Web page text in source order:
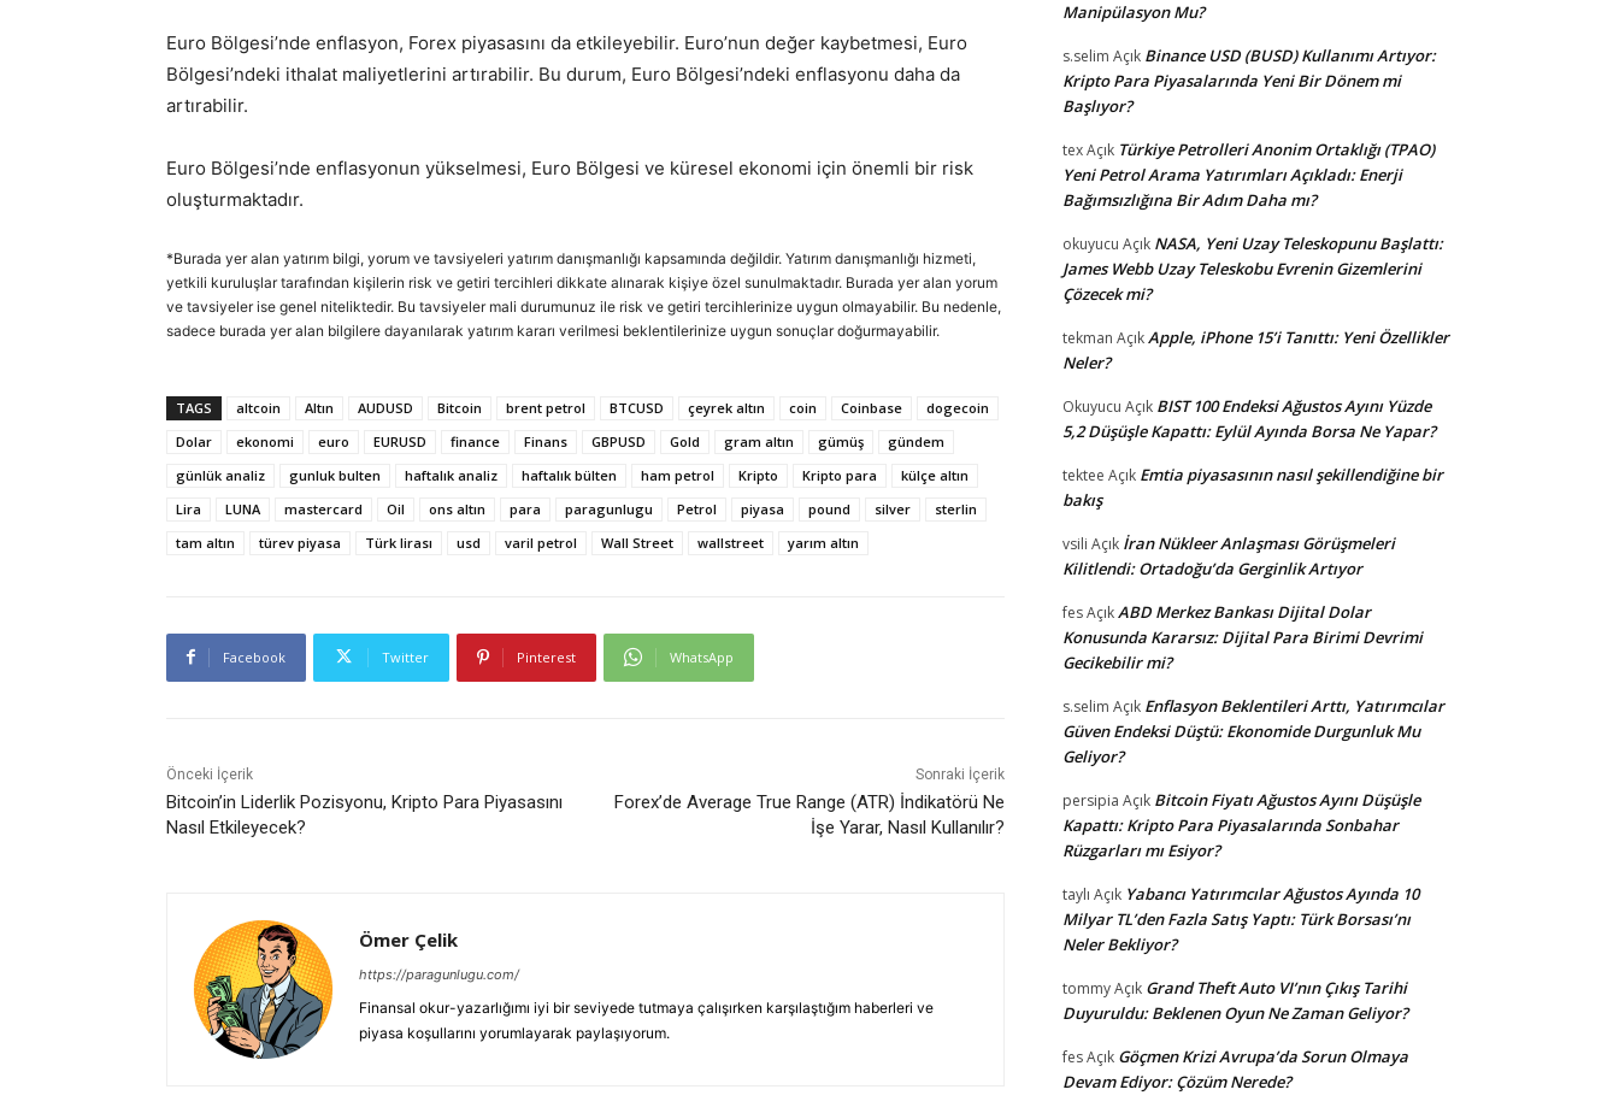
Euro Bölgesi’nde enflasyon, Forex piyasasını da etkileyebilir. Euro’nun değer kaybetmesi, Euro
Bölgesi’ndeki ithalat maliyetlerini artırabilir. Bu durum, Euro Bölgesi’ndeki enflasyonu daha da
artırabilir.
Euro Bölgesi’nde enflasyonun yükselmesi, Euro Bölgesi ve küresel ekonomi için önemli bir risk
oluşturmaktadır.
*Burada yer alan yatırım bilgi, yorum ve tavsiyeleri yatırım danışmanlığı kapsamında değildir. Yatırım danışmanlığı hizmeti,
yetkili kuruluşlar tarafından kişilerin risk ve getiri tercihleri dikkate alınarak kişiye özel sunulmaktadır. Burada yer alan yorum
ve tavsiyeler ise genel niteliktedir. Bu tavsiyeler mali durumunuz ile risk ve getiri tercihlerinize uygun olmayabilir. Bu nedenle,
sadece burada yer alan bilgilere dayanılarak yatırım kararı verilmesi beklentilerinize uygun sonuçlar doğurmayabilir.
TAGS altcoin Altın AUDUSD Bitcoin brent petrol BTCUSD çeyrek altın coin Coinbase
dogecoin
Dolar
ekonomi euro EURUSD finance Finans GBPUSD Gold gram altın gümüş
gündem
günlük analiz
gunluk bulten haftalık analiz haftalık bülten ham petrol Kripto Kripto para
külçe altın
Lira
LUNA mastercard Oil ons altın para paragunlugu Petrol piyasa pound silver
sterlin
tam altın
türev piyasa Türk lirası usd varil petrol Wall Street wallstreet yarım altın
Facebook Twitter Pinterest WhatsApp
Önceki İçerik
Bitcoin’in Liderlik Pozisyonu, Kripto Para Piyasasını
Nasıl Etkileyecek?
Sonraki İçerik
Forex’de Average True Range (ATR) İndikatörü Ne
İşe Yarar, Nasıl Kullanılır?
Ömer Çelik
https://paragunlugu.com/
Finansal okur-yazarlığımı iyi bir seviyede tutmaya çalışırken karşılaştığım haberleri ve
piyasa koşullarını yorumlayarak paylaşıyorum.
Manipülasyon Mu?
s.selim Açık Binance USD (BUSD) Kullanımı Artıyor:
Kripto Para Piyasalarında Yeni Bir Dönem mi
Başlıyor?
texAçık Türkiye Petrolleri Anonim Ortaklığı (TPAO)
Yeni Petrol Arama Yatırımları Açıkladı: Enerji
Bağımsızlığına Bir Adım Daha mı?
okuyucu Açık NASA, Yeni Uzay Teleskopunu Başlattı:
James Webb Uzay Teleskobu Evrenin Gizemlerini
Çözecek mi?
tekman AçıkApple, iPhone 15’i Tanıttı: Yeni Özellikler
Neler?
Okuyucu Açık BIST 100 Endeksi Ağustos Ayını Yüzde
5,2 Düşüşle Kapattı: Eylül Ayında Borsa Ne Yapar?
tektee Açık Emtia piyasasının nasıl şekillendiğine bir
bakış
vsili Açık İran Nükleer Anlaşması Görüşmeleri
Kilitlendi: Ortadoğu’da Gerginlik Artıyor
fesAçıkABD Merkez Bankası Dijital Dolar
Konusunda Kararsız: Dijital Para Birimi Devrimi
Gecikebilir mi?
s.selim Açık Enflasyon Beklentileri Arttı, Yatırımcılar
Güven Endeksi Düştü: Ekonomide Durgunluk Mu
Geliyor?
persipia Açık Bitcoin Fiyatı Ağustos Ayını Düşüşle
Kapattı: Kripto Para Piyasalarında Sonbahar
Rüzgarları mı Esiyor?
taylı Açık Yabancı Yatırımcılar Ağustos Ayında 10
Milyar TL’den Fazla Satış Yaptı: Türk Borsası’nı
Neler Bekliyor?
tommyAçık Grand Theft Auto VI’nın Çıkış Tarihi
Duyuruldu: Beklenen Oyun Ne Zaman Geliyor?
fesAçık Göçmen Krizi Avrupa’da Sorun Olmaya
Devam Ediyor: Çözüm Nerede?